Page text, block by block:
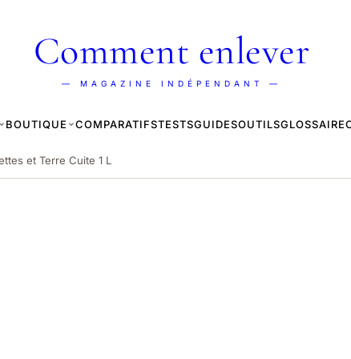
Comment enlever
— MAGAZINE INDÉPENDANT —
BOUTIQUE COMPARATIFSTESTSGUIDESOUTILSGLOSSAIRE
et Terre Cuite 1 L